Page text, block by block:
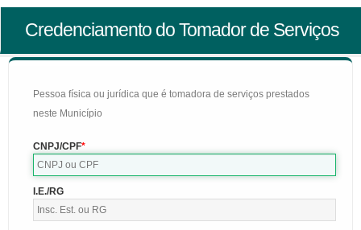
Credenciamento do Tomador de Serviços
Pessoa física ou jurídica que é tomadora de serviços prestados
neste Município
CNPJ/CPF
I.E./RG